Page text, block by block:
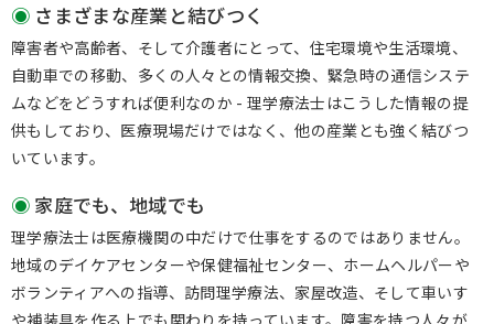
さまざまな産業と結びつく
障害者や高齢者、そして介護者にとって、住宅環境や生活環境、
自動車での移動、多くの人々との情報交換、緊急時の通信システ
ムなどをどうすれば便利なのか - 理学療法士はこうした情報の提
供もしており、医療現場だけではなく、他の産業とも強く結びつ
いています。
家庭でも、地域でも
理学療法士は医療機関の中だけで仕事をするのではありません。
地域のデイケアセンターや保健福祉センター、ホームヘルパーや
ボランティアへの指導、訪問理学療法、家屋改造、そして車いす